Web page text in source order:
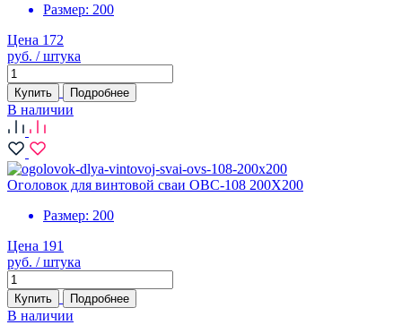
Размер: 200
Цена 172
руб. / штука
Купить Подробнее
В наличии
Оголовок для винтовой сваи ОВС-108 200Х200
Размер: 200
Цена 191
руб. / штука
Купить Подробнее
В наличии